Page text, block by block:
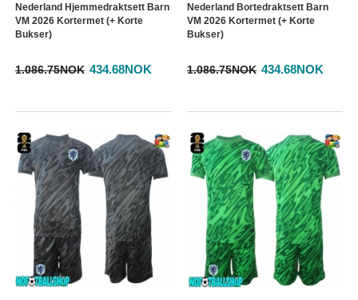
Nederland Hjemmedraktsett Barn
VM 2026 Kortermet (+ Korte
Bukser)
1.086.75NOK 434.68NOK
Nederland Bortedraktsett Barn
VM 2026 Kortermet (+ Korte
Bukser)
1.086.75NOK 434.68NOK